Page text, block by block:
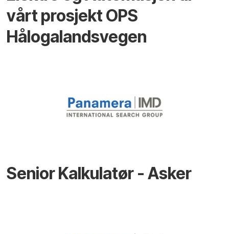
vårt prosjekt OPS
Hålogalandsvegen
Senior Kalkulatør - Asker